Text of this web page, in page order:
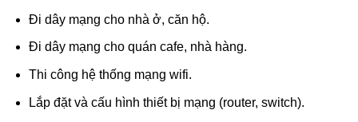
Đi dây mạng cho nhà ở, căn hộ.
Đi dây mạng cho quán cafe, nhà hàng.
Thi công hệ thống mạng wifi.
Lắp đặt và cấu hình thiết bị mạng (router, switch).